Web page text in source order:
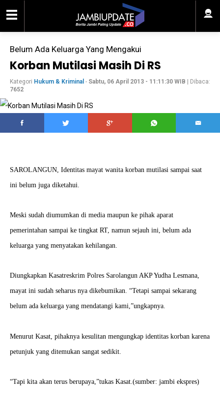
Belum Ada Keluarga Yang Mengakui
Korban Mutilasi Masih Di RS
Kategori Hukum & Kriminal - Sabtu, 06 April 2013 - 11:11:30 WIB | Dibaca:
7652
SAROLANGUN, Identitas mayat wanita korban mutilasi sampai saat
ini belum juga diketahui.
Meski sudah diumumkan di media maupun ke pihak aparat
pemerintahan sampai ke tingkat RT, namun sejauh ini, belum ada
keluarga yang menyatakan kehilangan.
Diungkapkan Kasatreskrim Polres Sarolangun AKP Yudha Lesmana,
mayat ini sudah seharus nya dikebumikan. “Tetapi sampai sekarang
belum ada keluarga yang mendatangi kami,”ungkapnya.
Menurut Kasat, pihaknya kesulitan mengungkap identitas korban karena
petunjuk yang ditemukan sangat sedikit.
“Tapi kita akan terus berupaya,”tukas Kasat.(sumber: jambi ekspres)